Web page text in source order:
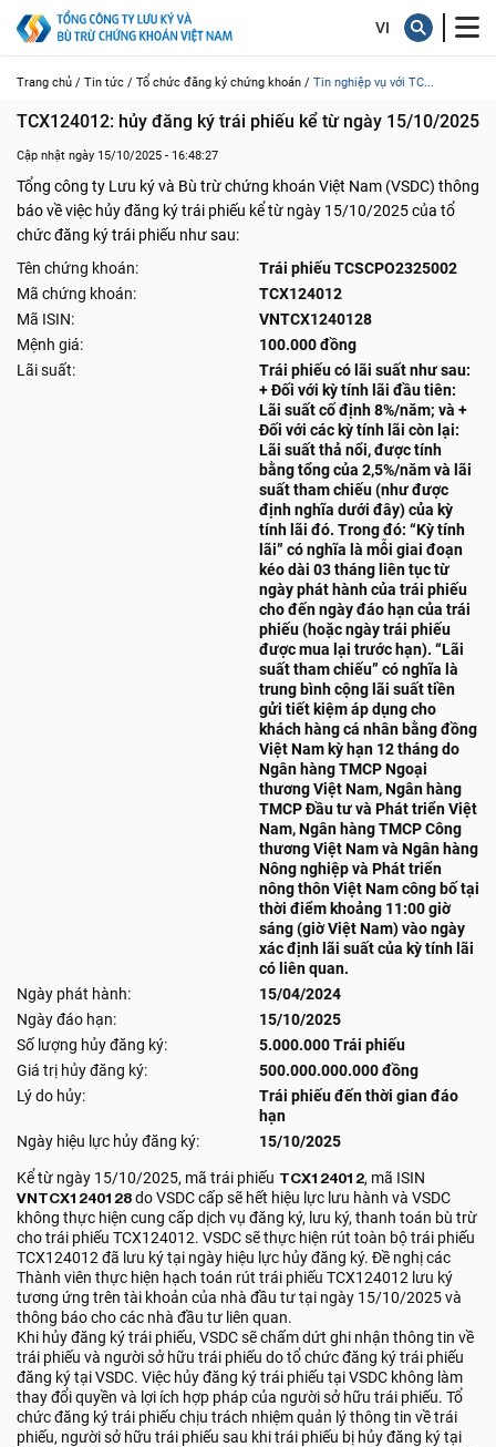
Trang chủ / Tin tức / Tổ chức đăng ký chứng khoán / Tin nghiệp vụ với TC...
TCX124012: hủy đăng ký trái phiếu kể từ ngày 15/10/2025
Cập nhật ngày 15/10/2025 - 16:48:27
Tổng công ty Lưu ký và Bù trừ chứng khoán Việt Nam (VSDC) thông
báo về việc hủy đăng ký trái phiếu kể từ ngày 15/10/2025 của tổ
chức đăng ký trái phiếu như sau:
Tên chứng khoán:
Trái phiếu TCSCPO2325002
Mã chứng khoán:
TCX124012
Mã ISIN:
VNTCX1240128
Mệnh giá:
100.000 đồng
Lãi suất:
Trái phiếu có lãi suất như sau:
+ Đối với kỳ tính lãi đầu tiên:
Lãi suất cố định 8%/năm; và +
Đối với các kỳ tính lãi còn lại:
Lãi suất thả nổi, được tính
bằng tổng của 2,5%/năm và lãi
suất tham chiếu (như được
định nghĩa dưới đây) của kỳ
tính lãi đó. Trong đó: “Kỳ tính
lãi” có nghĩa là mỗi giai đoạn
kéo dài 03 tháng liên tục từ
ngày phát hành của trái phiếu
cho đến ngày đáo hạn của trái
phiếu (hoặc ngày trái phiếu
được mua lại trước hạn). “Lãi
suất tham chiếu” có nghĩa là
trung bình cộng lãi suất tiền
gửi tiết kiệm áp dụng cho
khách hàng cá nhân bằng đồng
Việt Nam kỳ hạn 12 tháng do
Ngân hàng TMCP Ngoại
thương Việt Nam, Ngân hàng
TMCP Đầu tư và Phát triển Việt
Nam, Ngân hàng TMCP Công
thương Việt Nam và Ngân hàng
Nông nghiệp và Phát triển
nông thôn Việt Nam công bố tại
thời điểm khoảng 11:00 giờ
sáng (giờ Việt Nam) vào ngày
xác định lãi suất của kỳ tính lãi
có liên quan.
Ngày phát hành:
15/04/2024
Ngày đáo hạn:
15/10/2025
Số lượng hủy đăng ký:
5.000.000 Trái phiếu
Giá trị hủy đăng ký:
500.000.000.000 đồng
Lý do hủy:
Trái phiếu đến thời gian đáo
hạn
Ngày hiệu lực hủy đăng ký:
15/10/2025
Kể từ ngày 15/10/2025, mã trái phiếu TCX124012, mã ISIN
VNTCX1240128do VSDC cấp sẽ hết hiệu lực lưu hành và VSDC
không thực hiện cung cấp dịch vụ đăng ký, lưu ký, thanh toán bù trừ
cho trái phiếu TCX124012. VSDC sẽ thực hiện rút toàn bộ trái phiếu
TCX124012 đã lưu ký tại ngày hiệu lực hủy đăng ký. Đề nghị các
Thành viên thực hiện hạch toán rút trái phiếu TCX124012 lưu ký
tương ứng trên tài khoản của nhà đầu tư tại ngày 15/10/2025 và
thông báo cho các nhà đầu tư liên quan.
Khi hủy đăng ký trái phiếu, VSDC sẽ chấm dứt ghi nhận thông tin về
trái phiếu và người sở hữu trái phiếu do tổ chức đăng ký trái phiếu
đăng ký tại VSDC. Việc hủy đăng ký trái phiếu tại VSDC không làm
thay đổi quyền và lợi ích hợp pháp của người sở hữu trái phiếu. Tổ
chức đăng ký trái phiếu chịu trách nhiệm quản lý thông tin về trái
phiếu, người sở hữu trái phiếu sau khi trái phiếu bị hủy đăng ký tại